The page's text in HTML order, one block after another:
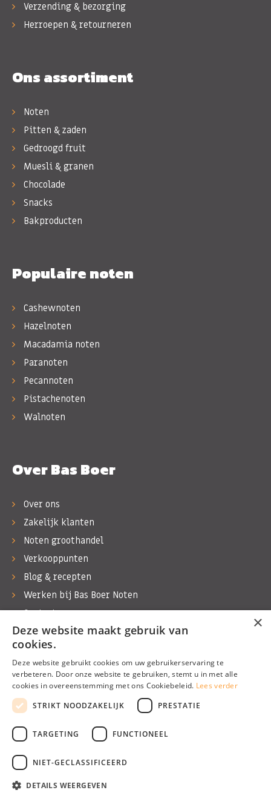
Verzending & bezorging
Herroepen & retourneren
Ons assortiment
Noten
Pitten & zaden
Gedroogd fruit
Muesli & granen
Chocolade
Snacks
Bakproducten
Populaire noten
Cashewnoten
Hazelnoten
Macadamia noten
Paranoten
Pecannoten
Pistachenoten
Walnoten
Over Bas Boer
Over ons
Zakelijk klanten
Noten groothandel
Verkooppunten
Blog & recepten
Werken bij Bas Boer Noten
Contact
©1974 - 2026 Bas Boer Noten
Alle rechten voorbehouden
Algemene voorwaarden
×
Deze website maakt gebruik van
cookies.
Deze website gebruikt cookies om uw gebruikerservaring te
verbeteren. Door onze website te gebruiken, stemt u in met alle
cookies in overeenstemming met ons Cookiebeleid. Lees verder
STRIKT NOODZAKELIJK
PRESTATIE
TARGETING FUNCTIONEEL
NIET-GECLASSIFICEERD
DETAILS WEERGEVEN